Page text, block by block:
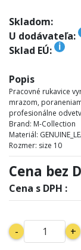
Skladom:
U dodávateľa:
Sklad EÚ:
i
Popis
Pracovné rukavice
mrazom,
profesionálne
Brand: M-Collection
Materiál:
Rozmer: size 10
Cena bez
Cena s DPH :
- +